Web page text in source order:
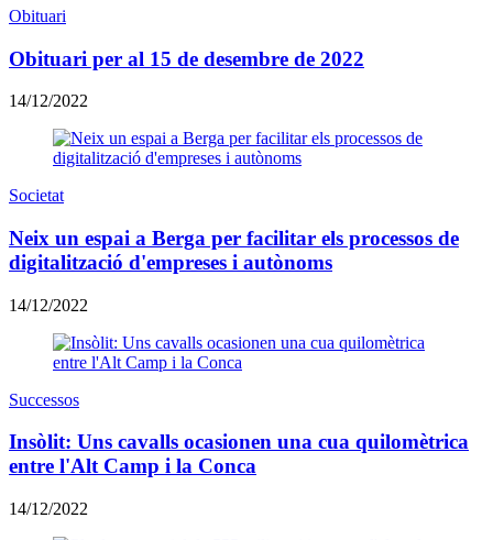
Obituari
Obituari per al 15 de desembre de 2022
14/12/2022
Societat
Neix un espai a Berga per facilitar els processos de
digitalització d'empreses i autònoms
14/12/2022
Successos
Insòlit: Uns cavalls ocasionen una cua quilomètrica
entre l'Alt Camp i la Conca
14/12/2022